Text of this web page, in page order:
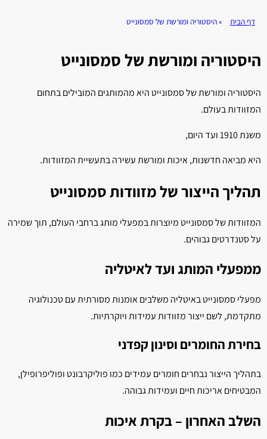
דף הבית »היסטוריה ומורשת של סמסונייט
היסטוריה ומורשת של סמסונייט
היסטוריה ומורשת של סמסונייט היא מהמותגים המובילים בתחום
המזוודות בעולם.
משנת 1910 ועד היום,
היא מביאה חדשנות, איכות ומורשת עשירה בתעשיית המזוודות.
תהליך הייצור של מזוודות סמסונייט
המזוודות של סמסונייט מיוצרות במפעלי מותג ברחבי העולם, תוך שמירה
על סטנדרטים גבוהים.
ממפעלי המותג ועד לאיטליה
מפעלי סמסונייט באיטליה משלבים אומנות מסורתית עם טכנולוגיה
מתקדמת, לשם ייצור מזוודות עמידות ויוקרתיות.
בחירת החומרים וסינון קפדני
בתהליך הייצור נבחרים חומרים עמידים כמו פוליקרבונט ופוליפרופילן,
המבטיחים אריכות חיים ועמידות גבוהה.
השלב האחרון – בקרת איכות